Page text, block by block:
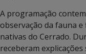
A programação
observação da fauna e
nativas do Cerrado.
receberam